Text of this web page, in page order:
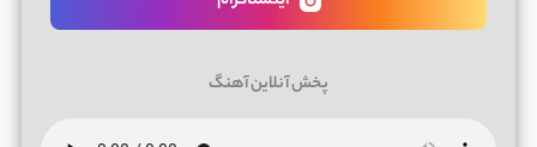
پخش آنلاین آهنگ